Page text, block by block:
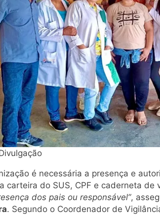
é necessária a presença e
carteira do SUS, CPF e caderneta de
dos pais ou responsável”,
. Segundo o Coordenador de